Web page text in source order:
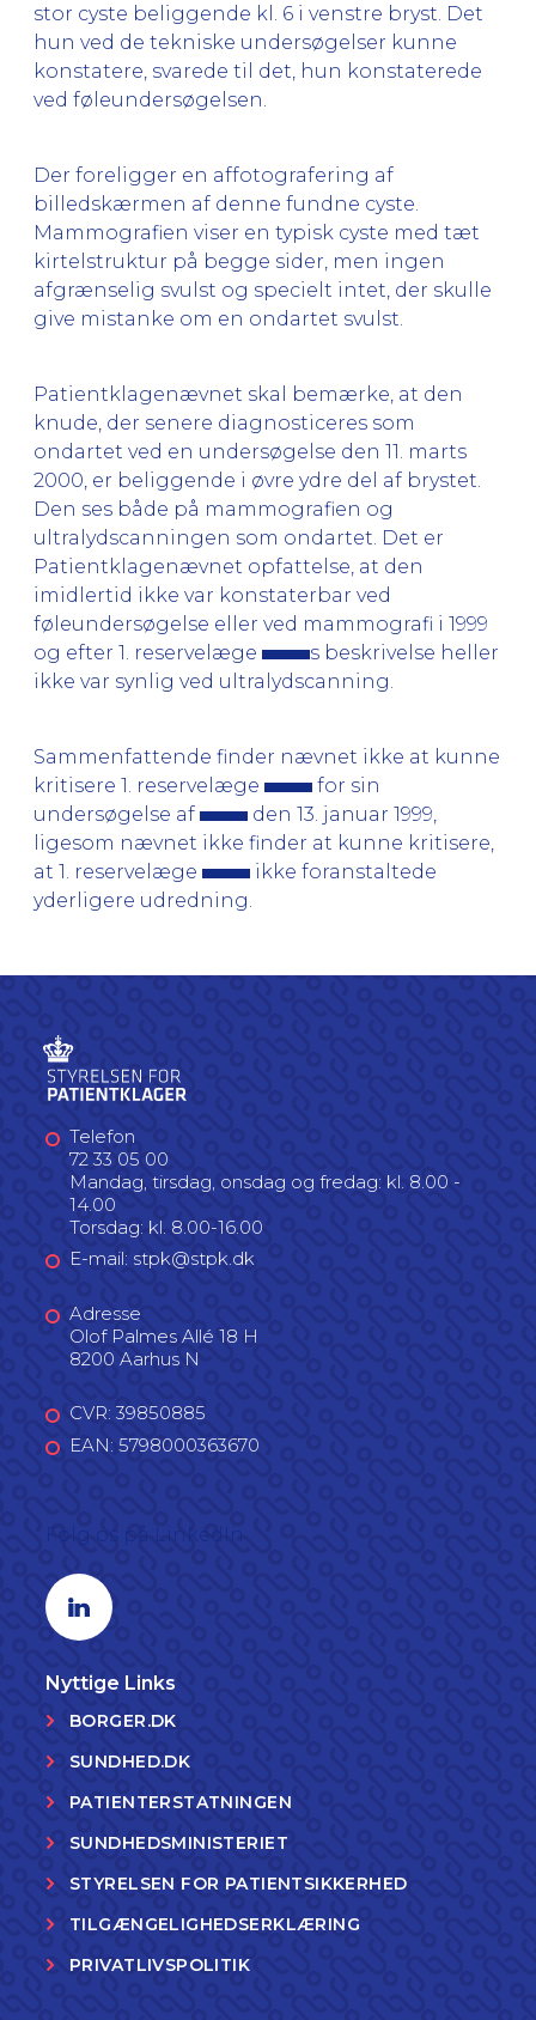
stor cyste beliggende kl. 6 i venstre bryst. Det
hun ved de tekniske undersøgelser kunne
konstatere, svarede til det, hun konstaterede
ved føleundersøgelsen.
Der foreligger en affotografering af
billedskærmen af denne fundne cyste.
Mammografien viser en typisk cyste med tæt
kirtelstruktur på begge sider, men ingen
afgrænselig svulst og specielt intet, der skulle
give mistanke om en ondartet svulst.
Patientklagenævnet skal bemærke, at den
knude, der senere diagnosticeres som
ondartet ved en undersøgelse den 11. marts
2000, er beliggende i øvre ydre del af brystet.
Den ses både på mammografien og
ultralydscanningen som ondartet. Det er
Patientklagenævnet opfattelse, at den
imidlertid ikke var konstaterbar ved
føleundersøgelse eller ved mammografi i 1999
og efter 1. reservelæge
s beskrivelse heller
ikke var synlig ved ultralydscanning.
Sammenfattende finder nævnet ikke at kunne
kritisere 1. reservelæge
for sin
undersøgelse af
den 13. januar 1999,
ligesom nævnet ikke finder at kunne kritisere,
at 1. reservelæge
ikke foranstaltede
yderligere udredning.
Telefon
72 33 05 00
Mandag, tirsdag, onsdag og fredag: kl. 8.00 -
14.00
Torsdag: kl. 8.00-16.00
E-mail: stpk@stpk.dk
Adresse
Olof Palmes Allé 18 H
8200 Aarhus N
CVR: 39850885
EAN: 5798000363670
Linkedin profil
Nyttige Links
BORGER.DK
SUNDHED.DK
PATIENTERSTATNINGEN
SUNDHEDSMINISTERIET
STYRELSEN FOR PATIENTSIKKERHED
TILGÆNGELIGHEDSERKLÆRING
PRIVATLIVSPOLITIK